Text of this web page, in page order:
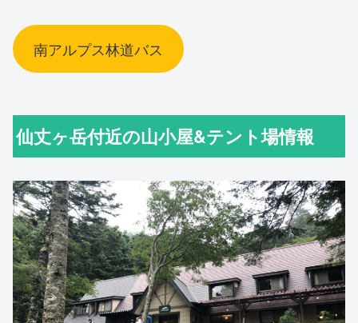
南アルプス林道バス
仙丈ヶ岳付近の山小屋&テント場情報